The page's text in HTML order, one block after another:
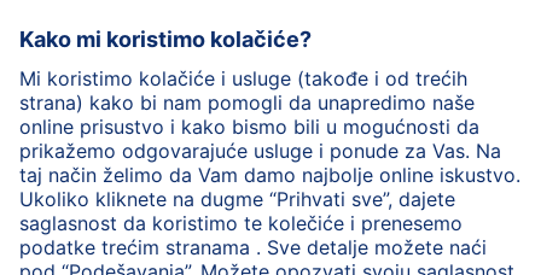
HiPP mlečna hrana
HiPP hrana za bebe
HiPP Deca
HiPP nega HiPP trudnoća
Zaštita privatnosti
Uslovi korišćenja
Impresum
O HiPP Kontakt